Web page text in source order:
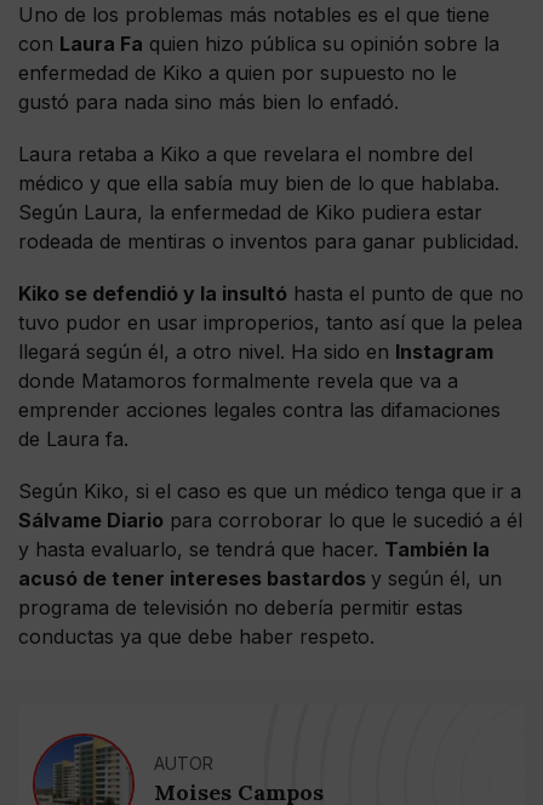
Uno de los problemas más notables es el que tiene
con Laura Fa quien hizo pública su opinión sobre la
enfermedad de Kiko a quien por supuesto no le
gustó para nada sino más bien lo enfadó.
Laura retaba a Kiko a que revelara el nombre del
médico y que ella sabía muy bien de lo que hablaba.
Según Laura, la enfermedad de Kiko pudiera estar
rodeada de mentiras o inventos para ganar publicidad.
Kiko se defendió y la insultó hasta el punto de que no
tuvo pudor en usar improperios, tanto así que la pelea
llegará según él, a otro nivel. Ha sido en Instagram
donde Matamoros formalmente revela que va a
emprender acciones legales contra las difamaciones
de Laura fa.
Según Kiko, si el caso es que un médico tenga que ir a
Sálvame Diario para corroborar lo que le sucedió a él
y hasta evaluarlo, se tendrá que hacer. También la
acusó de tener intereses bastardos y según él, un
programa de televisión no debería permitir estas
conductas ya que debe haber respeto.
AUTOR
Moises Campos